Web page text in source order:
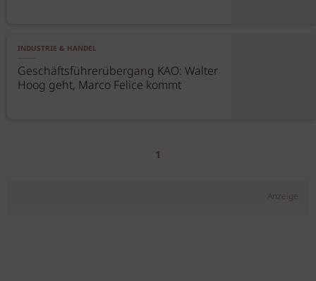
INDUSTRIE & HANDEL
Geschäftsführerübergang KAO: Walter
Hoog geht, Marco Felice kommt
1
Anzeige